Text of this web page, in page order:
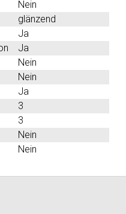
Nein
glänzend
Ja
Ja
Nein
Nein
Ja
3
3
Nein
Nein